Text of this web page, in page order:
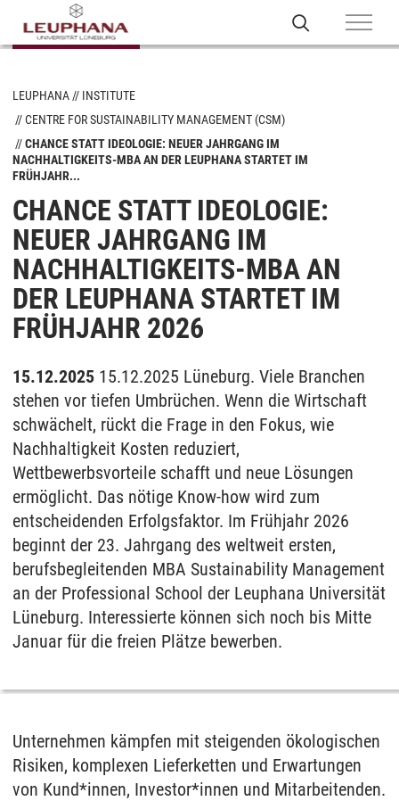
LEUPHANA
INSTITUTE
CENTRE FOR SUSTAINABILITY MANAGEMENT (CSM)
CHANCE STATT IDEOLOGIE: NEUER JAHRGANG IM
NACHHALTIGKEITS-MBA AN DER LEUPHANA STARTET IM
FRÜHJAHR...
CHANCE STATT IDEOLOGIE:
NEUER JAHRGANG IM
NACHHALTIGKEITS-MBA AN
DER LEUPHANA STARTET IM
FRÜHJAHR 2026
15.12.2025 15.12.2025 Lüneburg. Viele Branchen
stehen vor tiefen Umbrüchen. Wenn die Wirtschaft
schwächelt, rückt die Frage in den Fokus, wie
Nachhaltigkeit Kosten reduziert,
Wettbewerbsvorteile schafft und neue Lösungen
ermöglicht. Das nötige Know-how wird zum
entscheidenden Erfolgsfaktor. Im Frühjahr 2026
beginnt der 23. Jahrgang des weltweit ersten,
berufsbegleitenden MBA Sustainability Management
an der Professional School der Leuphana Universität
Lüneburg. Interessierte können sich noch bis Mitte
Januar für die freien Plätze bewerben.
Unternehmen kämpfen mit steigenden ökologischen
Risiken, komplexen Lieferketten und Erwartungen
von Kund*innen, Investor*innen und Mitarbeitenden.